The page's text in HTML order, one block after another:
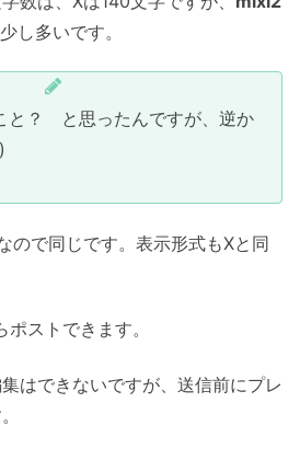
し多いです。
と？ と思ったんですが、逆か
ので同じです。表示形式もXと同
ストできます。
はできないですが、送信前にプレ